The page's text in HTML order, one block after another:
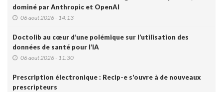
dominé par Anthropic et OpenAI
06 aout 2026 - 14:13
Doctolib au cœur d’une polémique sur l’utilisation des
données de santé pour l’IA
06 aout 2026 - 11:30
Prescription électronique : Recip-e s'ouvre à de nouveaux
prescripteurs